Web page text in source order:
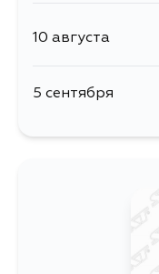
10 августа
5 сентября